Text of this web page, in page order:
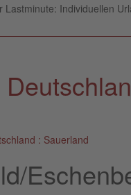
Individuellen
: Sauerland